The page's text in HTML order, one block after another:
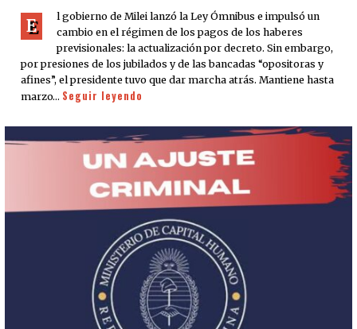
E
l gobierno de Milei lanzó la Ley Ómnibus e impulsó un
cambio en el régimen de los pagos de los haberes
previsionales: la actualización por decreto. Sin embargo,
por presiones de los jubilados y de las bancadas “opositoras y
afines”, el presidente tuvo que dar marcha atrás. Mantiene hasta
marzo… Seguir leyendo